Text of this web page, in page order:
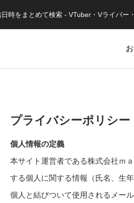
時をまとめて検索 - VTuber・Vライバー
プライバシーポリシー
個人情報の定義
本サイト運営者である株式会社ｍ
する個人に関する情報（氏名、生
個人と結びついて使用されるメー